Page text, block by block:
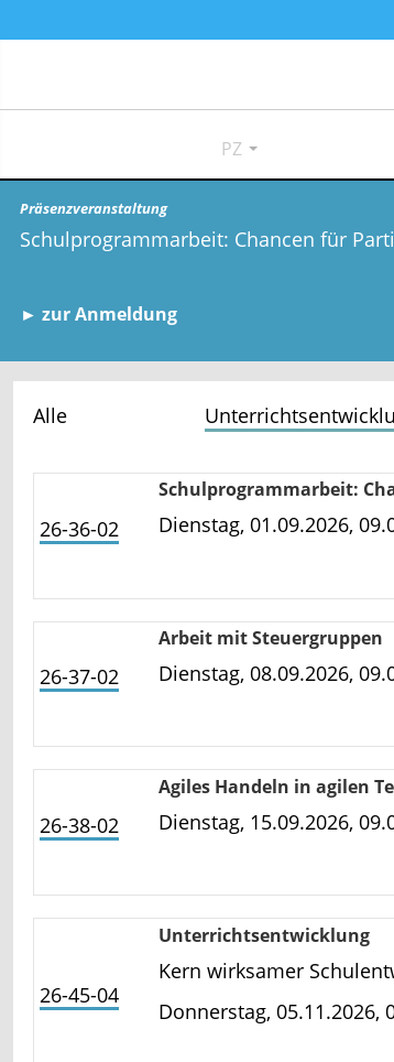
PZ
Präsenzveranstaltung
Schulprogrammarbeit: Chancen für
► zur Anmeldung
Alle
26-36-02
Schulprogrammarbeit:
Dienstag, 01.09.2026,
26-37-02
Arbeit mit Steuergruppen
Dienstag, 08.09.2026,
26-38-02
Agiles Handeln in agilen
Dienstag, 15.09.2026,
26-45-04
Unterrichtsentwicklung
Kern wirksamer
Donnerstag, 05.11.2026,